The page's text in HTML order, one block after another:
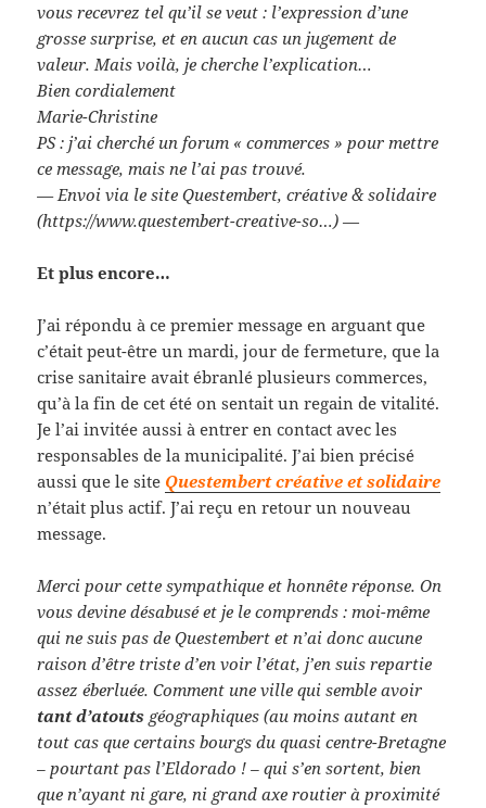
vous recevrez tel qu’il se veut : l’expression d’une
grosse surprise, et en aucun cas un jugement de
valeur. Mais voilà, je cherche l’explication…
Bien cordialement
Marie-Christine
PS : j’ai cherché un forum « commerces » pour mettre
ce message, mais ne l’ai pas trouvé.
— Envoi via le site Questembert, créative & solidaire
(https://www.questembert-creative-so…)—
Et plus encore…
J’ai répondu à ce premier message en arguant que
c’était peut-être un mardi, jour de fermeture, que la
crise sanitaire avait ébranlé plusieurs commerces,
qu’à la fin de cet été on sentait un regain de vitalité.
Je l’ai invitée aussi à entrer en contact avec les
responsables de la municipalité. J’ai bien précisé
aussi que le site Questembert créative et solidaire
n’était plus actif. J’ai reçu en retour un nouveau
message.
Merci pour cette sympathique et honnête réponse. On
vous devine désabusé et je le comprends : moi-même
qui ne suis pas de Questembert et n’ai donc aucune
raison d’être triste d’en voir l’état, j’en suis repartie
assez éberluée. Comment une ville qui semble avoir
tant d’atouts géographiques (au moins autant en
tout cas que certains bourgs du quasi centre-Bretagne
– pourtant pas l’Eldorado ! – qui s’en sortent, bien
que n’ayant ni gare, ni grand axe routier à proximité